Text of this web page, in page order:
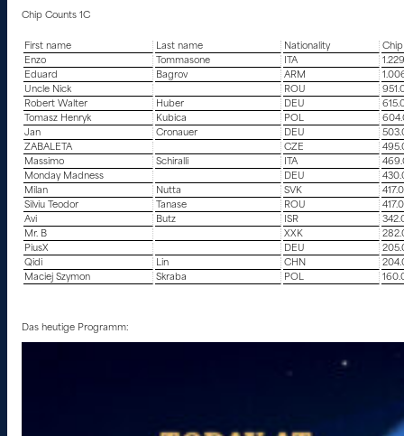
Chip Counts 1C
First name Last name Nationality
Enzo
Tommasone ITA
Eduard
Bagrov ARM
Uncle Nick
ROU
Robert Walter
Huber DEU
Tomasz Henryk
Kubica POL
Jan
Cronauer DEU
ZABALETA
CZE
Massimo
Schiralli ITA
Monday Madness
DEU
Milan
Nutta SVK
Silviu Teodor
Tanase ROU
Avi
Butz ISR
Mr. B
XXK
PiusX
DEU
Qidi
Lin CHN
Maciej Szymon
Skraba POL
Das heutige Programm: